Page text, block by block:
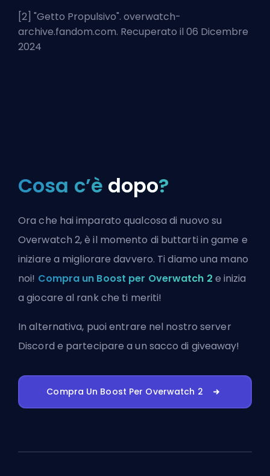
[2] "Getto Propulsivo". overwatch-
archive.fandom.com. Recuperato il 06 Dicembre
2024
Cosa c’è dopo?
Ora che hai imparato qualcosa di nuovo su
Overwatch 2, è il momento di buttarti in game e
iniziare a migliorare davvero. Ti diamo una mano
noi! Compra un Boost per Overwatch 2 e inizia
a giocare al rank che ti meriti!
In alternativa, puoientrare nel nostro server
Discord e partecipare a un sacco di giveaway!
Compra Un Boost Per Overwatch 2